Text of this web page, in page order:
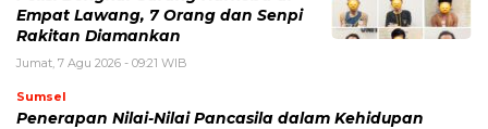
Empat Lawang, 7 Orang dan Senpi
Rakitan Diamankan
Jumat, 7 Agu 2026 - 09:21 WIB
Sumsel
Penerapan Nilai-Nilai Pancasila dalam Kehidupan